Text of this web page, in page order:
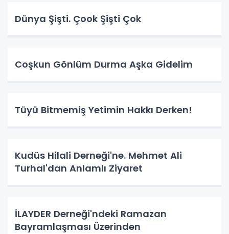
Dünya Şişti. Çook Şişti Çok
Coşkun Gönlüm Durma Aşka Gidelim
Tüyü Bitmemiş Yetimin Hakkı Derken!
Kudüs Hilali Derneği'ne. Mehmet Ali
Turhal'dan Anlamlı Ziyaret
İLAYDER Derneği'ndeki Ramazan
Bayramlaşması Üzerinden